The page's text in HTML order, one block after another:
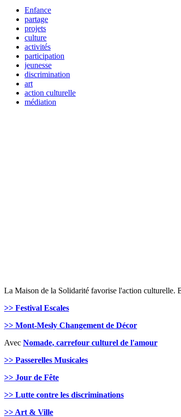
Enfance
partage
projets
culture
activités
participation
jeunesse
discrimination
art
action culturelle
médiation
La Maison de la Solidarité favorise l'action culturelle.
>> Festival Escales
>> Mont-Mesly Changement de Décor
Avec Nomade, carrefour culturel de l'amour
>> Passerelles Musicales
>> Jour de Fête
>> Lutte contre les discriminations
>> Art & Ville